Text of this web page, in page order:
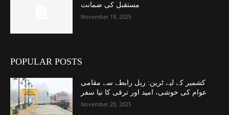
مستقبل کی ضمانت
November 19, 2025
POPULAR POSTS
کشمیر کے لیے ٹرین: ریل رابطے سے مقامی
عوام کی خوشی، امید اور ترقی کا نیا سفر
November 20, 2025